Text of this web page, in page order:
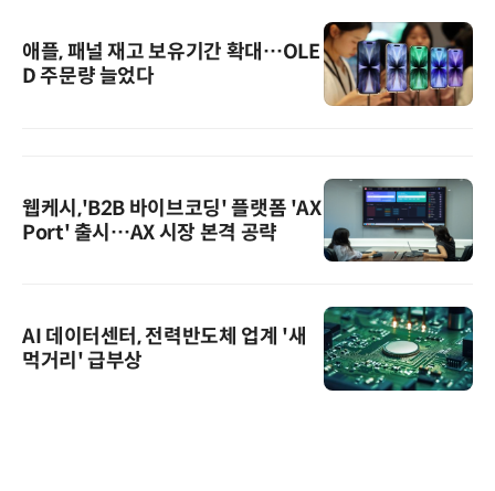
애플, 패널 재고 보유기간 확대…OLE
D 주문량 늘었다
웹케시,'B2B 바이브코딩' 플랫폼 'AX
Port' 출시…AX 시장 본격 공략
AI 데이터센터, 전력반도체 업계 '새
먹거리' 급부상